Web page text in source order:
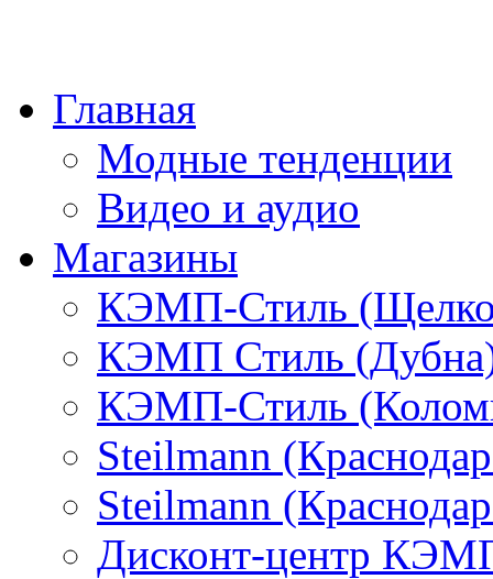
Главная
Модные тенденции
Видео и аудио
Магазины
КЭМП-Стиль
КЭМП Стиль
КЭМП-Стиль
Steilmann
Steilmann
Дисконт-центр